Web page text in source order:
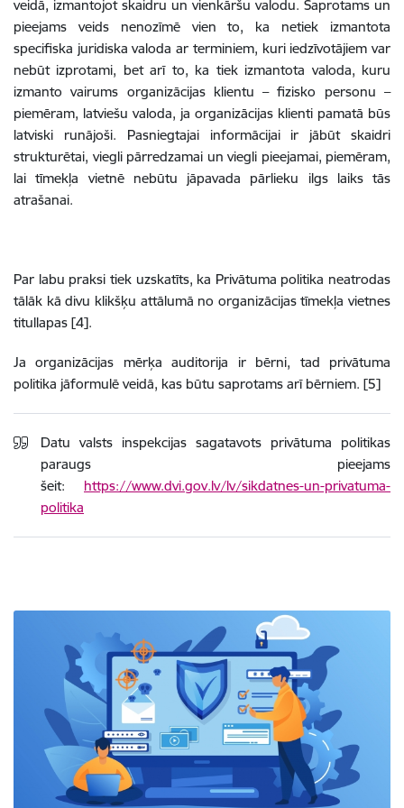
veidā, izmantojot skaidru un vienkāršu valodu. Saprotams un
pieejams veids nenozīmē vien to, ka netiek izmantota
specifiska juridiska valoda ar terminiem, kuri iedzīvotājiem var
nebūt izprotami, bet arī to, ka tiek izmantota valoda, kuru
izmanto vairums organizācijas klientu – fizisko personu –
piemēram, latviešu valoda, ja organizācijas klienti pamatā būs
latviski runājoši. Pasniegtajai informācijai ir jābūt skaidri
strukturētai, viegli pārredzamai un viegli pieejamai, piemēram,
lai tīmekļa vietnē nebūtu jāpavada pārlieku ilgs laiks tās
atrašanai.
Par labu praksi tiek uzskatīts, ka Privātuma politika neatrodas
tālāk kā divu klikšķu attālumā no organizācijas tīmekļa vietnes
titullapas [4].
Ja organizācijas mērķa auditorija ir bērni, tad privātuma
politika jāformulē veidā, kas būtu saprotams arī bērniem. [5]
Datu valsts inspekcijas sagatavots privātuma politikas
paraugs pieejams
šeit: https://www.dvi.gov.lv/lv/sikdatnes-un-privatuma-
politika